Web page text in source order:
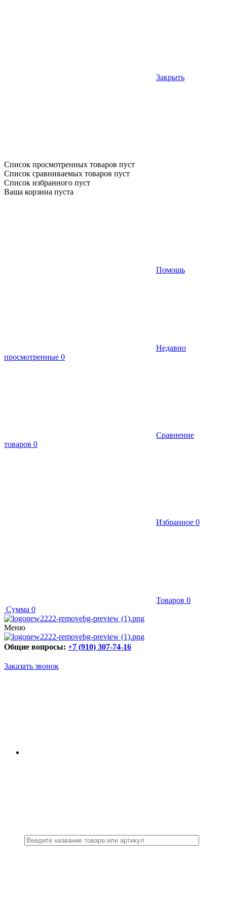
Закрыть
Список просмотренных товаров пуст
Список сравниваемых товаров пуст
Список избранного пуст
Ваша корзина пуста
Помощь
Недавно
просмотренные 0
Сравнение
товаров 0
Избранное 0
Товаров 0
Сумма 0
Меню
Общие вопросы: +7 (910) 307-74-16
Заказать звонок